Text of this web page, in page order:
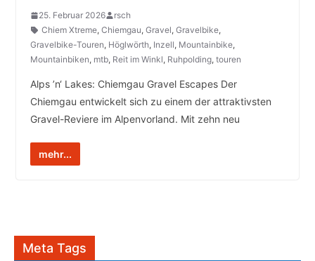
25. Februar 2026
rsch
Chiem Xtreme, Chiemgau, Gravel, Gravelbike,
Gravelbike-Touren, Höglwörth, Inzell, Mountainbike,
Mountainbiken, mtb, Reit im Winkl, Ruhpolding, touren
Alps ’n‘ Lakes: Chiemgau Gravel Escapes Der
Chiemgau entwickelt sich zu einem der attraktivsten
Gravel-Reviere im Alpenvorland. Mit zehn neu
mehr...
Meta Tags